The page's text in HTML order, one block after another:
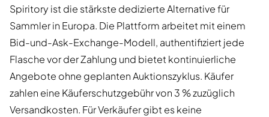
Spiritory ist die stärkste dedizierte Alternative für
Sammler in Europa. Die Plattform arbeitet mit einem
Bid-und-Ask-Exchange-Modell, authentifiziert jede
Flasche vor der Zahlung und bietet kontinuierliche
Angebote ohne geplanten Auktionszyklus. Käufer
zahlen eine Käuferschutzgebühr von 3 % zuzüglich
Versandkosten. Für Verkäufer gibt es keine